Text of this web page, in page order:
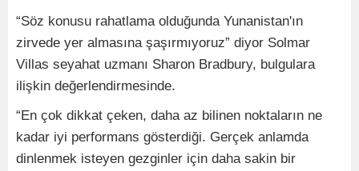
“Söz konusu rahatlama olduğunda Yunanistan'ın
zirvede yer almasına şaşırmıyoruz” diyor Solmar
Villas seyahat uzmanı Sharon Bradbury, bulgulara
ilişkin değerlendirmesinde.
“En çok dikkat çeken, daha az bilinen noktaların ne
kadar iyi performans gösterdiği. Gerçek anlamda
dinlenmek isteyen gezginler için daha sakin bir